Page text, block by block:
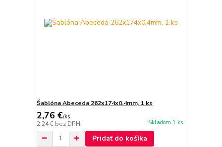
Šablóna Abeceda 262x174x0.4mm, 1 ks
2,76 €/ks
2,24 € bez DPH Skladom 1 ks
Pridať do košíka